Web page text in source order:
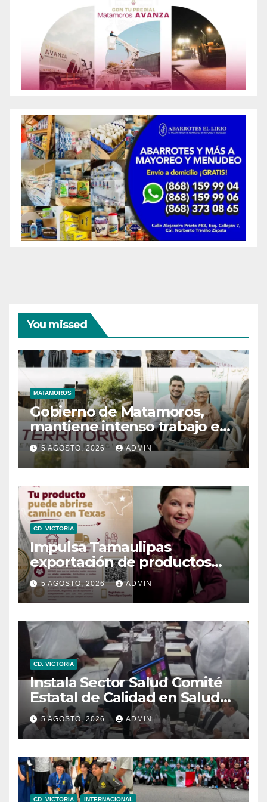
You missed
MATAMOROS
Gobierno de Matamoros,
mantiene intenso trabajo en
territorio
5 AGOSTO, 2026 ADMIN
CD. VICTORIA
Impulsa Tamaulipas
exportación de productos
locales con programa “De
Tamaulipas para Texas,
exportar también es para ti”
5 AGOSTO, 2026 ADMIN
CD. VICTORIA
Instala Sector Salud Comité
Estatal de Calidad en Salud
para garantizar un trato
digno y humanitario a los
pacientes
5 AGOSTO, 2026 ADMIN
CD. VICTORIA INTERNACIONAL